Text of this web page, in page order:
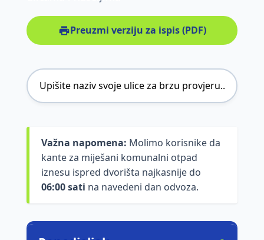
Preuzmi verziju za ispis (PDF)
Važna napomena: Molimo korisnike da
kante za miješani komunalni otpad
iznesu ispred dvorišta najkasnije do
06:00 sati na navedeni dan odvoza.